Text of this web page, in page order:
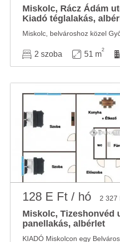
Miskolc, Rácz Ádám
Kiadó téglalakás,
2 szoba 51 m
2
128 E Ft / hó 2 327
Miskolc, Tizeshonvéd
panellakás, albérlet